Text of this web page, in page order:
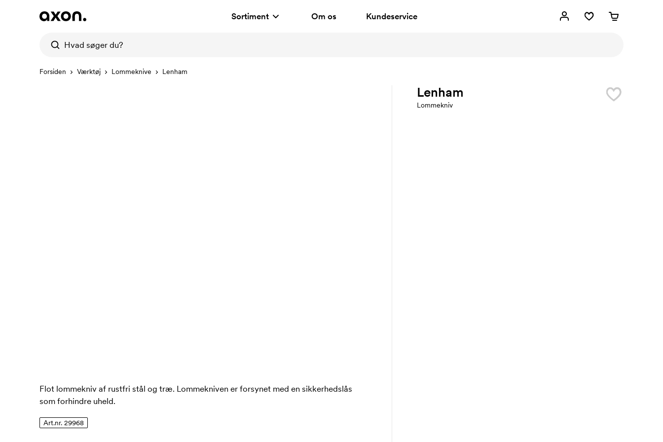
Sortiment Om os Kundeservice
Forsiden Værktøj Lommeknive Lenham
Lenham
Lommekniv
Flot lommekniv af rustfri stål og træ. Lommekniven er forsynet med en sikkerhedslås
som forhindre uheld.
Art.nr. 29968